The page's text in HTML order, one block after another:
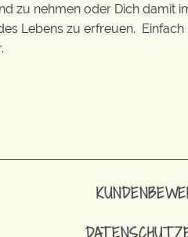
zu nehmen oder Dich damit
Lebens zu erfreuen.